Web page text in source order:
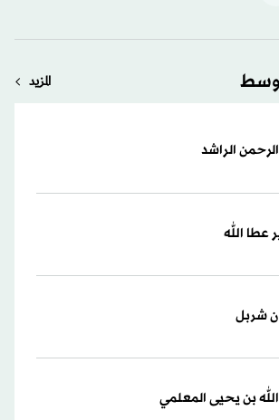
المزيد
الراشد
عطا الله
شربل
بن يحيى المعلمي